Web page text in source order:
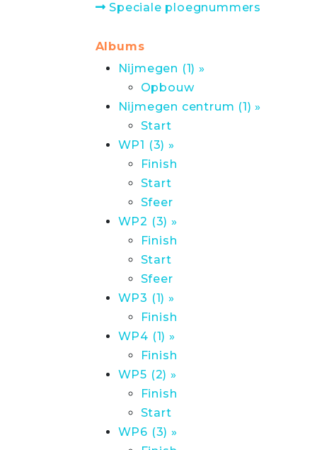
Speciale ploegnummers
Albums
Nijmegen (1) »
Opbouw
Nijmegen centrum (1) »
Start
WP1 (3) »
Finish
Start
Sfeer
WP2 (3) »
Finish
Start
Sfeer
WP3 (1) »
Finish
WP4 (1) »
Finish
WP5 (2) »
Finish
Start
WP6 (3) »